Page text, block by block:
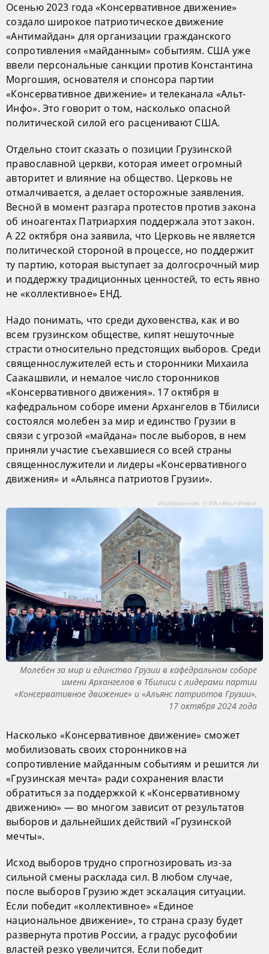
Осенью 2023 года «Консервативное движение»
создало широкое патриотическое движение
«Антимайдан» для организации гражданского
сопротивления «майданным» событиям. США уже
ввели персональные санкции против Константина
Моргошия, основателя и спонсора партии
«Консервативное движение» и телеканала «Альт-
Инфо». Это говорит о том, насколько опасной
политической силой его расценивают США.
Отдельно стоит сказать о позиции Грузинской
православной церкви, которая имеет огромный
авторитет и влияние на общество. Церковь не
отмалчивается, а делает осторожные заявления.
Весной в момент разгара протестов против закона
об иноагентах Патриархия поддержала этот закон.
А 22 октября она заявила, что Церковь не является
политической стороной в процессе, но поддержит
ту партию, которая выступает за долгосрочный мир
и поддержку традиционных ценностей, то есть явно
не «коллективное» ЕНД.
Надо понимать, что среди духовенства, как и во
всем грузинском обществе, кипят нешуточные
страсти относительно предстоящих выборов. Среди
священнослужителей есть и сторонники Михаила
Саакашвили, и немалое число сторонников
«Консервативного движения». 17 октября в
кафедральном соборе имени Архангелов в Тбилиси
состоялся молебен за мир и единство Грузии в
связи с угрозой «майдана» после выборов, в нем
приняли участие съехавшиеся со всей страны
священнослужители и лидеры «Консервативного
движения» и «Альянса патриотов Грузии».
Изображение: © ИА «Альт-Инфо»
Молебен за мир и единство Грузии в кафедральном соборе
имени Архангелов в Тбилиси с лидерами партии
«Консервативное движение» и «Альянс патриотов Грузии»,
17 октября 2024 года
Насколько «Консервативное движение» сможет
мобилизовать своих сторонников на
сопротивление майданным событиям и решится ли
«Грузинская мечта» ради сохранения власти
обратиться за поддержкой к «Консервативному
движению» — во многом зависит от результатов
выборов и дальнейших действий «Грузинской
мечты».
Исход выборов трудно спрогнозировать из-за
сильной смены расклада сил. В любом случае,
после выборов Грузию ждет эскалация ситуации.
Если победит «коллективное» «Единое
национальное движение», то страна сразу будет
развернута против России, а градус русофобии
властей резко увеличится. Если победит